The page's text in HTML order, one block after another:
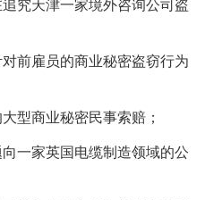
究天津一家境外咨询公司盗
前雇员的商业秘密盗窃行为
型商业秘密民事索赔；
一家英国电缆制造领域的公